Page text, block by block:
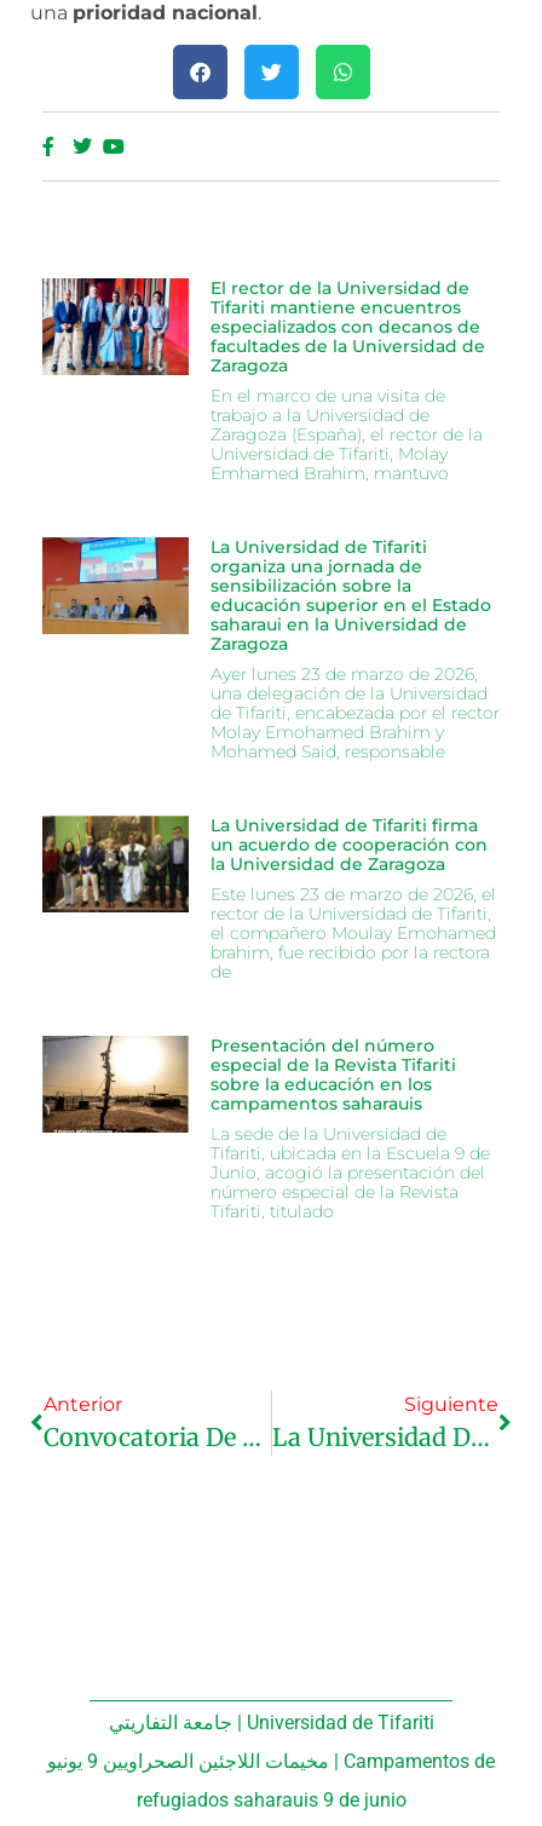
una prioridad nacional.
El rector de la Universidad de
Tifariti mantiene encuentros
especializados con decanos de
facultades de la Universidad de
Zaragoza
En el marco de una visita de
trabajo a la Universidad de
Zaragoza (España), el rector de la
Universidad de Tifariti, Molay
Emhamed Brahim, mantuvo
La Universidad de Tifariti
organiza una jornada de
sensibilización sobre la
educación superior en el Estado
saharaui en la Universidad de
Zaragoza
Ayer lunes 23 de marzo de 2026,
una delegación de la Universidad
de Tifariti, encabezada por el rector
Molay Emohamed Brahim y
Mohamed Said, responsable
La Universidad de Tifariti firma
un acuerdo de cooperación con
la Universidad de Zaragoza
Este lunes 23 de marzo de 2026, el
rector de la Universidad de Tifariti,
el compañero Moulay Emohamed
brahim, fue recibido por la rectora
de
Presentación del número
especial de la Revista Tifariti
sobre la educación en los
campamentos saharauis
La sede de la Universidad de
Tifariti, ubicada en la Escuela 9 de
Junio, acogió la presentación del
número especial de la Revista
Tifariti, titulado
Anterior
Convocatoria De Beca De Doctorado
Siguiente
La Universidad De Tifariti Recibe Un Premio De La Universidad De Sevilla.
جامعة التفاريتي | Universidad de Tifariti
مخيمات اللاجئين الصحراويين 9 يونيو | Campamentos de
refugiados saharauis 9 de junio